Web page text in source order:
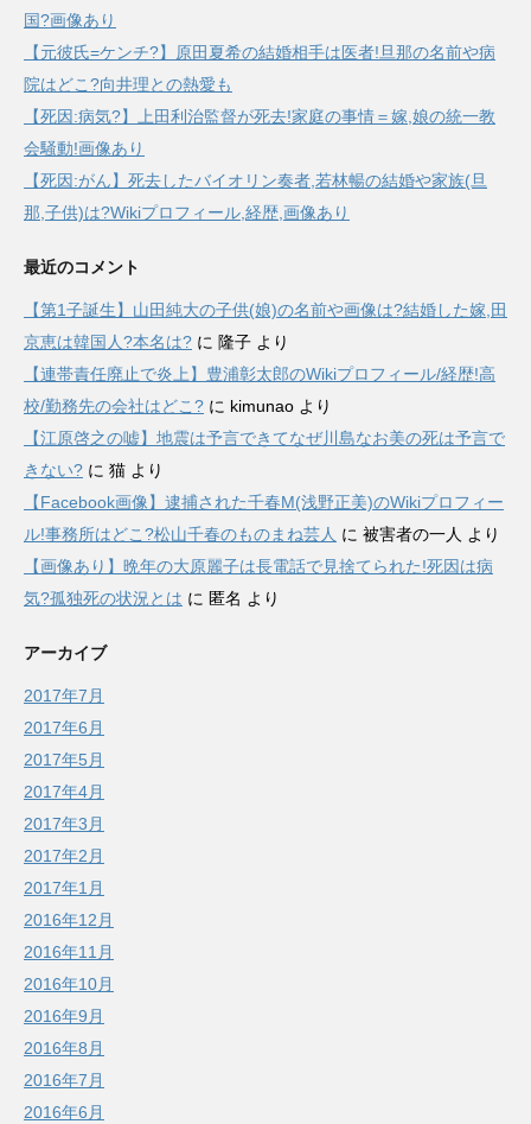
国?画像あり
【元彼氏=ケンチ?】原田夏希の結婚相手は医者!旦那の名前や病
院はどこ?向井理との熱愛も
【死因:病気?】上田利治監督が死去!家庭の事情＝嫁,娘の統一教
会騒動!画像あり
【死因:がん】死去したバイオリン奏者,若林暢の結婚や家族(旦
那,子供)は?Wikiプロフィール,経歴,画像あり
最近のコメント
【第1子誕生】山田純大の子供(娘)の名前や画像は?結婚した嫁,田
京恵は韓国人?本名は? に 隆子 より
【連帯責任廃止で炎上】豊浦彰太郎のWikiプロフィール/経歴!高
校/勤務先の会社はどこ? に kimunao より
【江原啓之の嘘】地震は予言できてなぜ川島なお美の死は予言で
きない? に 猫 より
【Facebook画像】逮捕された千春M(浅野正美)のWikiプロフィー
ル!事務所はどこ?松山千春のものまね芸人 に 被害者の一人 より
【画像あり】晩年の大原麗子は長電話で見捨てられた!死因は病
気?孤独死の状況とは に 匿名 より
アーカイブ
2017年7月
2017年6月
2017年5月
2017年4月
2017年3月
2017年2月
2017年1月
2016年12月
2016年11月
2016年10月
2016年9月
2016年8月
2016年7月
2016年6月